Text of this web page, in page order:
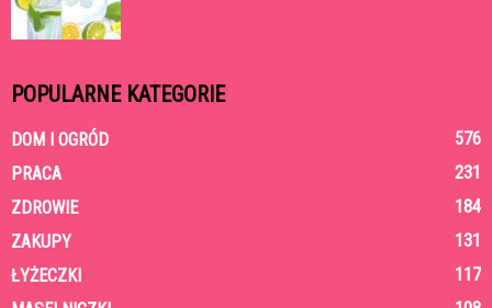
POPULARNE KATEGORIE
DOM I OGRÓD
576
PRACA
231
ZDROWIE
184
ZAKUPY
131
ŁYŻECZKI
117